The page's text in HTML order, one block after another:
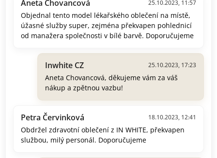
Aneta Chovancová 25.10.2023, 11:57
Objednal tento model lékařského oblečení na místě,
úžasné služby super, zejména překvapen pohlednicí
od manažera společnosti v bílé barvě. Doporučujeme
Inwhite CZ 25.10.2023, 17:23
Aneta Chovancová, děkujeme vám za váš
nákup a zpětnou vazbu!
Petra Červinková 18.10.2023, 12:41
Obdržel zdravotní oblečení z IN WHITE, překvapen
službou, milý personál. Doporučujeme